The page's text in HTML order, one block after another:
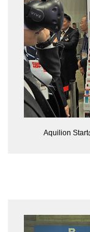
Aquilion Start